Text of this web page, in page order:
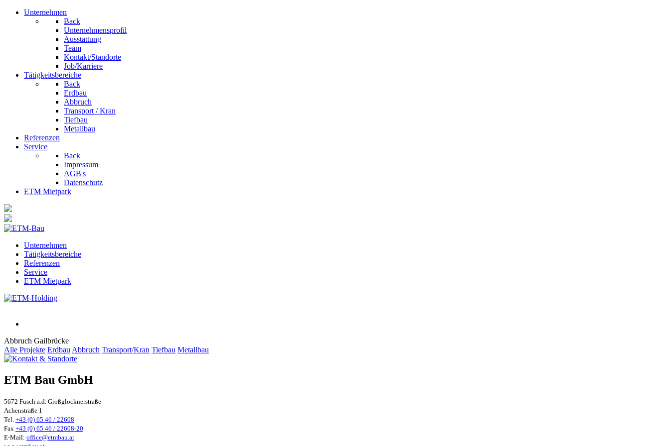
Unternehmen
Back
Unternehmensprofil
Ausstattung
Team
Kontakt/Standorte
Job/Karriere
Tätigkeitsbereiche
Back
Erdbau
Abbruch
Transport / Kran
Tiefbau
Metallbau
Referenzen
Service
Back
Impressum
AGB's
Datenschutz
ETM Mietpark
Unternehmen
Tätigkeitsbereiche
Referenzen
Service
ETM Mietpark
Abbruch Gailbrücke
Alle Projekte Erdbau Abbruch Transport/Kran Tiefbau Metallbau
ETM Bau GmbH
5672 Fusch a.d. Großglocknerstraße
Achenstraße 1
Tel. +43 (0) 65 46 / 22608
Fax +43 (0) 65 46 / 22608-20
E-Mail: office@etmbau.at